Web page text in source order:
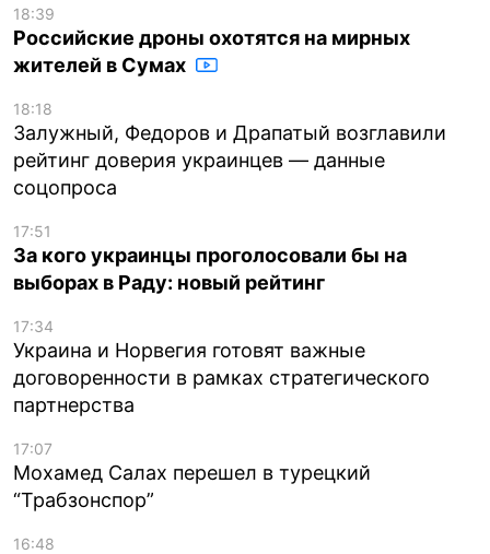
18:39
Российские дроны охотятся на мирных
жителей в Сумах
18:18
Залужный, Федоров и Драпатый возглавили
рейтинг доверия украинцев — данные
соцопроса
17:51
За кого украинцы проголосовали бы на
выборах в Раду: новый рейтинг
17:34
Украина и Норвегия готовят важные
договоренности в рамках стратегического
партнерства
17:07
Мохамед Салах перешел в турецкий
“Трабзонспор”
16:48